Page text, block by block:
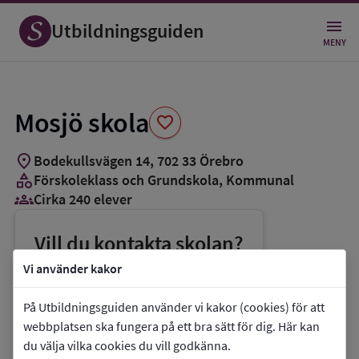
Vi använder kakor
På Utbildningsguiden använder vi kakor (cookies) för att
webbplatsen ska fungera på ett bra sätt för dig. Här kan
du välja vilka cookies du vill godkänna.
Utbildningsguiden MENY
Mosjö skola favorite
Spara
som
favorit
location_on Bodekullsvägen 14, 702 33 Örebro
categoryFörskoleklass och Grundskola, Kommunal
groups_3Cirka 240 elever
Vill du kontakta skolan?
phoneTelefon:019-212115
E-post: mosjo.skola@orebro.se
link Webbplats:Mosjö skola